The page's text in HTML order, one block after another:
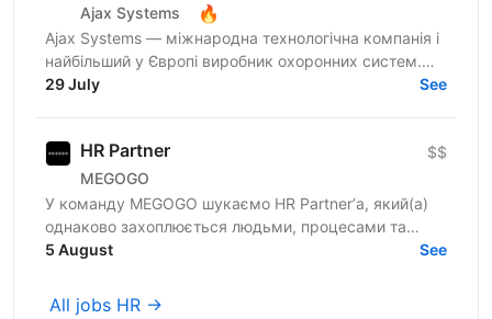
Ajax Systems 🔥
Ajax Systems — міжнародна технологічна компанія і
найбільший у Європі виробник охоронних систем.
Продуктам Ajax довіряють уже понад 4,5 мільйони
29 July See
HR Partner
MEGOGO
$$
У команду MEGOGO шукаємо HR Partner’а, який(а)
однаково захоплюється людьми, процесами та
розвитком команд. Того, хто не просто підтримує
5 August See
All jobs HR →